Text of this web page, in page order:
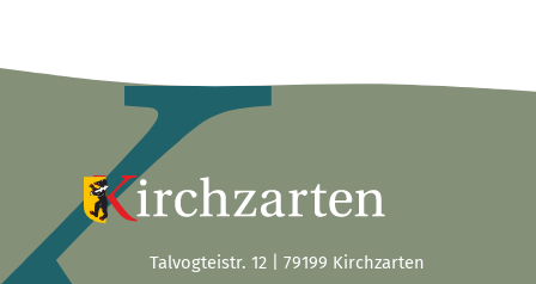
Talvogteistr. 12 | 79199 Kirchzarten